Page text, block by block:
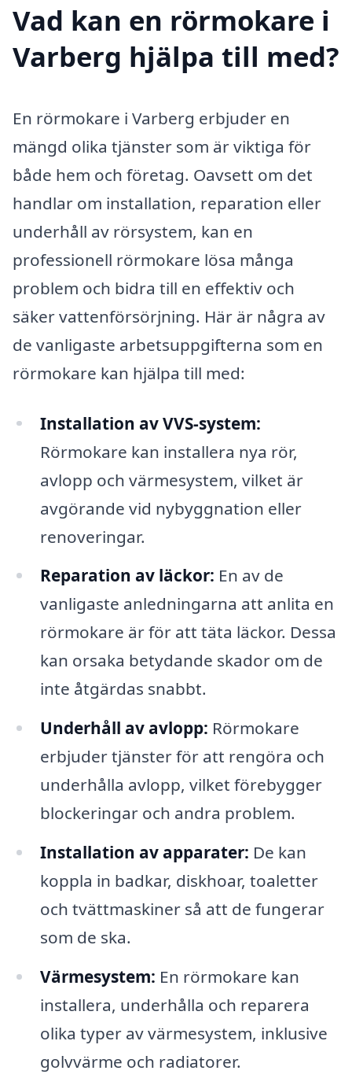
Vad kan en rörmokare i
Varberg hjälpa till med?
En rörmokare i Varberg erbjuder en
mängd olika tjänster som är viktiga för
både hem och företag. Oavsett om det
handlar om installation, reparation eller
underhåll av rörsystem, kan en
professionell rörmokare lösa många
problem och bidra till en effektiv och
säker vattenförsörjning. Här är några av
de vanligaste arbetsuppgifterna som en
rörmokare kan hjälpa till med:
Installation av VVS-system:
Rörmokare kan installera nya rör,
avlopp och värmesystem, vilket är
avgörande vid nybyggnation eller
renoveringar.
Reparation av läckor: En av de
vanligaste anledningarna att anlita en
rörmokare är för att täta läckor. Dessa
kan orsaka betydande skador om de
inte åtgärdas snabbt.
Underhåll av avlopp: Rörmokare
erbjuder tjänster för att rengöra och
underhålla avlopp, vilket förebygger
blockeringar och andra problem.
Installation av apparater: De kan
koppla in badkar, diskhoar, toaletter
och tvättmaskiner så att de fungerar
som de ska.
Värmesystem: En rörmokare kan
installera, underhålla och reparera
olika typer av värmesystem, inklusive
golvvärme och radiatorer.